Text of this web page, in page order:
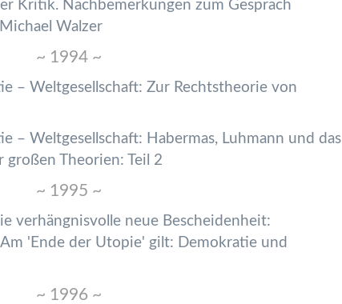
Kritik. Nachbemerkungen zum Gespräch
Walzer
~ 1994 ~
– Weltgesellschaft: Zur Rechtstheorie von
– Weltgesellschaft: Habermas, Luhmann und das
großen Theorien: Teil 2
~ 1995 ~
verhängnisvolle neue Bescheidenheit:
'Ende der Utopie' gilt: Demokratie und
~ 1996 ~